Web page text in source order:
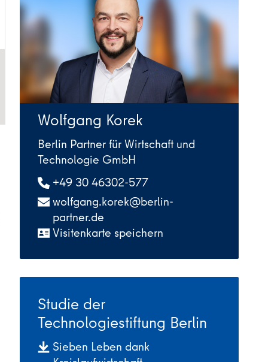
Wolfgang Korek
Berlin Partner für Wirtschaft und
Technologie GmbH
+49 30 46302-577
wolfgang.korek@berlin-
partner.de
Visitenkarte speichern
Studie der
Technologiestiftung Berlin
Sieben Leben dank